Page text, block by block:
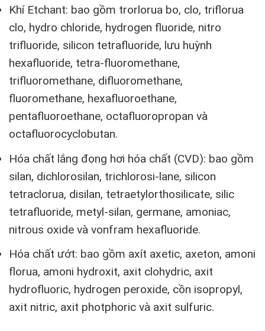
Khí Etchant: bao gồm trorlorua bo, clo, triflorua
clo, hydro chloride, hydrogen fluoride, nitro
trifluoride, silicon tetrafluoride, lưu huỳnh
hexafluoride, tetra-fluoromethane,
trifluoromethane, difluoromethane,
fluoromethane, hexafluoroethane,
pentafluoroethane, octafluoropropan và
octafluorocyclobutan.
Hóa chất lắng đọng hơi hóa chất (CVD): bao gồm
silan, dichlorosilan, trichlorosi-lane, silicon
tetraclorua, disilan, tetraetylorthosilicate, silic
tetrafluoride, metyl-silan, germane, amoniac,
nitrous oxide và vonfram hexafluoride.
Hóa chất ướt: bao gồm axít axetic, axeton, amoni
florua, amoni hydroxit, axit clohydric, axit
hydrofluoric, hydrogen peroxide, cồn isopropyl,
axit nitric, axit photphoric và axit sulfuric.